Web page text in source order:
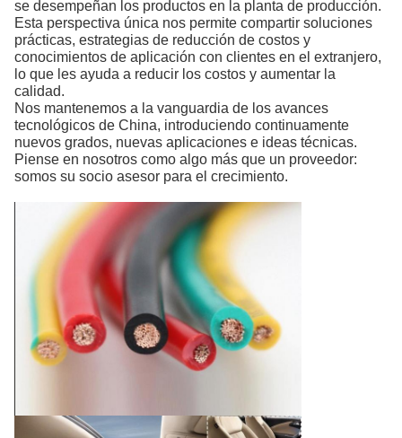
se desempeñan los productos en la planta de producción.
Esta perspectiva única nos permite compartir soluciones
prácticas, estrategias de reducción de costos y
conocimientos de aplicación con clientes en el extranjero,
lo que les ayuda a reducir los costos y aumentar la
calidad.
Nos mantenemos a la vanguardia de los avances
tecnológicos de China, introduciendo continuamente
nuevos grados, nuevas aplicaciones e ideas técnicas.
Piense en nosotros como algo más que un proveedor:
somos su socio asesor para el crecimiento.